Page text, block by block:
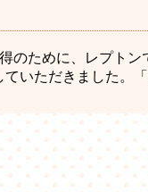
のために、レプト
いただきました。